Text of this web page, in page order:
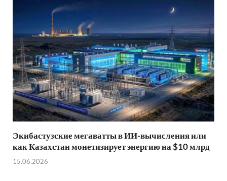
Экибастузские мегаватты в ИИ-вычисления или
как Казахстан монетизирует энергию на $10 млрд
15.06.2026